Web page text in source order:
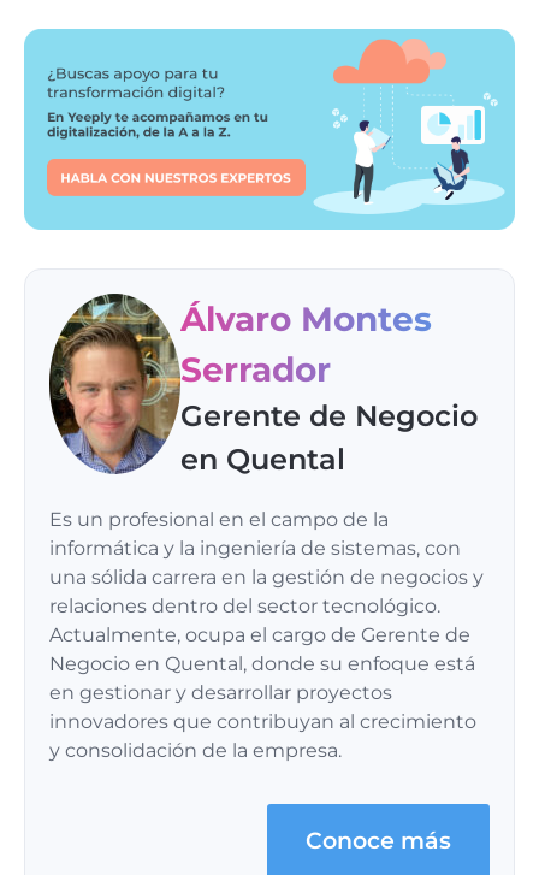
Álvaro Montes
Serrador
Gerente de Negocio
en Quental
Es un profesional en el campo de la
informática y la ingeniería de sistemas, con
una sólida carrera en la gestión de negocios y
relaciones dentro del sector tecnológico.
Actualmente, ocupa el cargo de Gerente de
Negocio en Quental, donde su enfoque está
en gestionar y desarrollar proyectos
innovadores que contribuyan al crecimiento
y consolidación de la empresa.
Conoce más